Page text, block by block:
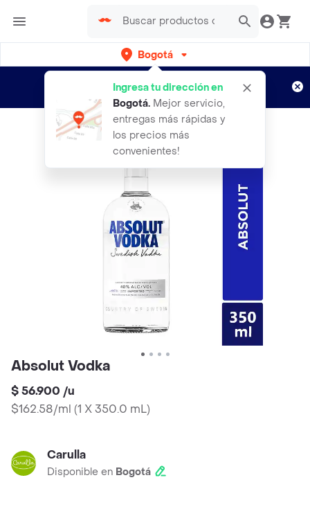
Bogotá
Ingresa tu dirección en
Bogotá. Mejor servicio,
entregas más rápidas y
los precios más
convenientes!
envíos gratis por semanas
Aplican TyC
Absolut Vodka
$ 56.900 /u
$162.58/ml (1 X 350.0 mL)
Carulla
Disponible en Bogotá